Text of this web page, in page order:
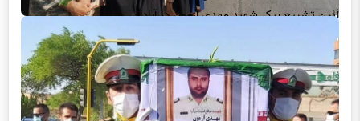
آئین تشییع پیکر شهید مهدی آزمون در آبادان